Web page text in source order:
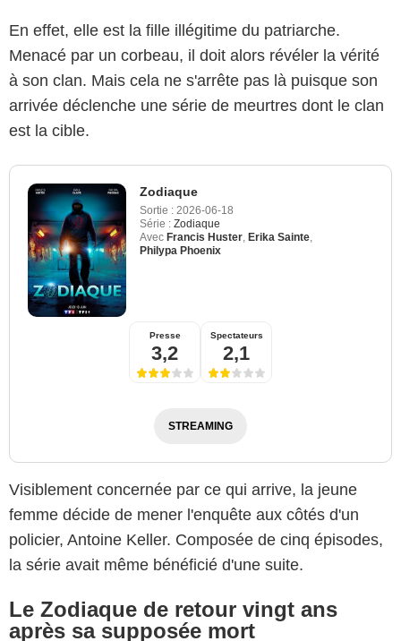
En effet, elle est la fille illégitime du patriarche.
Menacé par un corbeau, il doit alors révéler la vérité
à son clan. Mais cela ne s'arrête pas là puisque son
arrivée déclenche une série de meurtres dont le clan
est la cible.
Zodiaque
Sortie : 2026-06-18
Série : Zodiaque
Avec Francis Huster Erika Sainte
Philypa Phoenix
Presse
3,2
Spectateurs
2,1
STREAMING
Visiblement concernée par ce qui arrive, la jeune
femme décide de mener l'enquête aux côtés d'un
policier, Antoine Keller. Composée de cinq épisodes,
la série avait même bénéficié d'une suite.
Le Zodiaque de retour vingt ans
après sa supposée mort